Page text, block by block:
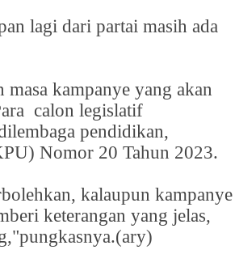
lagi dari partai masih ada
kampanye yang akan
calon legislatif
pendidikan,
Nomor 20 Tahun 2023.
kalaupun kampanye
keterangan yang jelas,